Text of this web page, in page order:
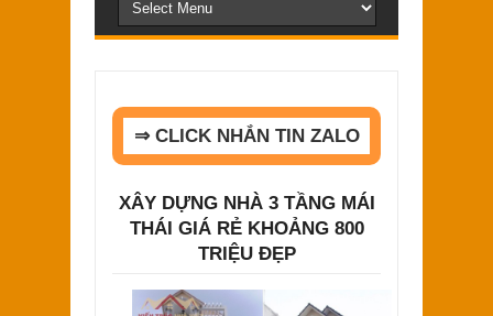
⇒ CLICK NHẮN TIN ZALO
XÂY DỰNG NHÀ 3 TẦNG MÁI
THÁI GIÁ RẺ KHOẢNG 800
TRIỆU ĐẸP